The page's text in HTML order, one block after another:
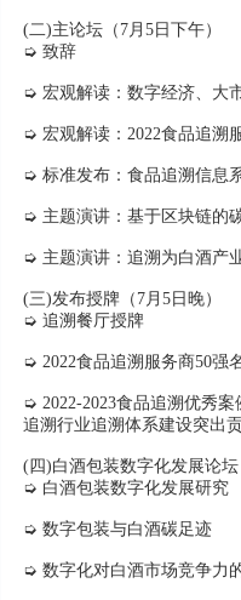
(二)主论坛（7月5日下午）
➭ 致辞
➭ 宏观解读：数字经济、大
➭ 宏观解读：2022食品追溯
➭ 标准发布：食品追溯信息
➭ 主题演讲：基于区块链的
➭ 主题演讲：追溯为白酒产
(三)发布授牌（7月5日晚）
➭ 追溯餐厅授牌
➭ 2022食品追溯服务商50强
➭ 2022-2023食品追溯优秀
追溯行业追溯体系建设突出
(四)白酒包装数字化发展论坛
➭ 白酒包装数字化发展研究
➭ 数字包装与白酒碳足迹
➭ 数字化对白酒市场竞争力